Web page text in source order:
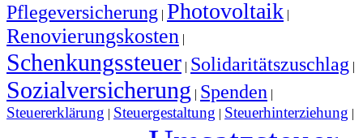
Pflegeversicherung | Photovoltaik |
Renovierungskosten |
Schenkungssteuer | Solidaritätszuschlag |
Sozialversicherung | Spenden |
Steuererklärung | Steuergestaltung | Steuerhinterziehung |